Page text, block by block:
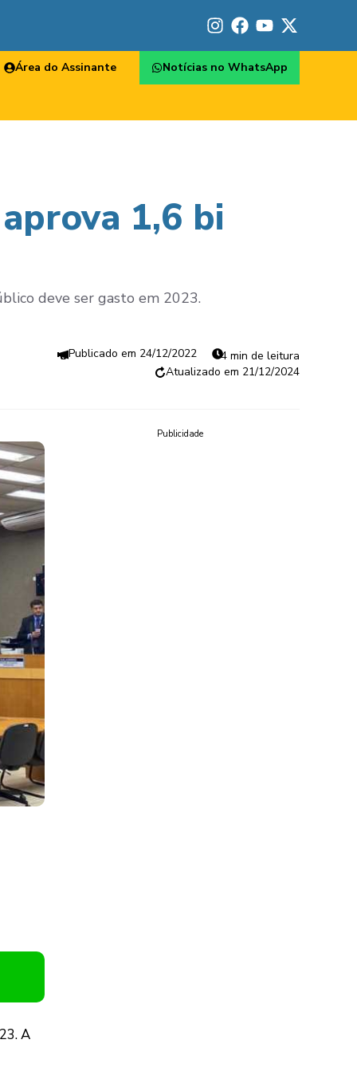
Área do Assinante Notícias no WhatsApp
1,6 bi
deve ser gasto em 2023.
24/12/2022
4 min de leitura
21/12/2024
A
Publicidade